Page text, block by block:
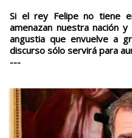
Si el rey Felipe no tiene
amenazan nuestra nación
angustia que envuelve a
discurso sólo servirá para
---